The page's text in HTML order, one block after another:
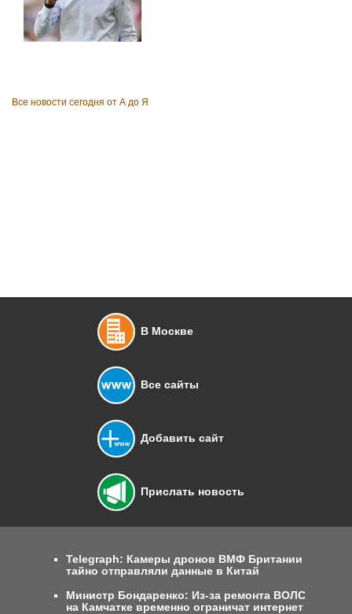
Все новости сегодня от А до Я
В Москве
Все сайты
Добавить сайт
Прислать новость
Telegraph: Камеры дронов ВМФ Британии
тайно отправляли данные в Китай
Министр Бондаренко: Из-за ремонта ВОЛС
на Камчатке временно ограничат интернет